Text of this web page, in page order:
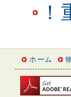
！
ホーム